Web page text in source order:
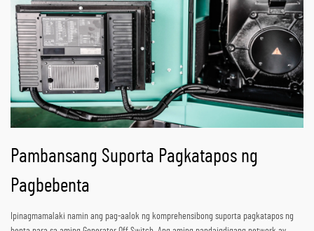
Pambansang Suporta Pagkatapos ng
Pagbebenta
Ipinagmamalaki namin ang pag-aalok ng komprehensibong suporta pagkatapos ng